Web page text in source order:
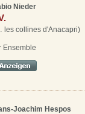
Nieder
les collines d'Anacapri)
Ensemble
Joachim Hespos